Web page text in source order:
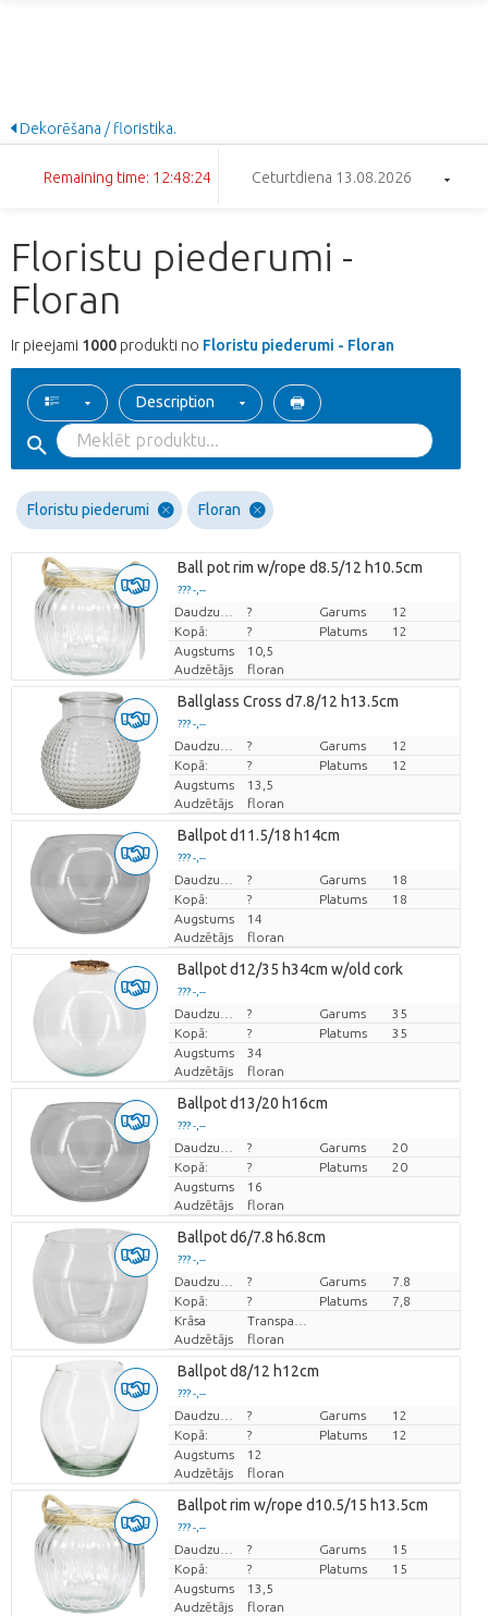
Dekorēšana / floristika.
Remaining time: 12:48:23 Ceturtdiena 13.08.2026
Floristu piederumi -
Floran
Ir pieejami 1000 produkti no Floristu piederumi - Floran
Description
Floristu piederumi Floran
Ball pot rim w/rope d8.5/12 h10.5cm
??? -,--
Cena par vienību
? Garums
12
Kopā:
? Platums
12
Augstums
10,5
Audzētājs
floran
Ballglass Cross d7.8/12 h13.5cm
??? -,--
Cena par vienību
? Garums
12
Kopā:
? Platums
12
Augstums
13,5
Audzētājs
floran
Ballpot d11.5/18 h14cm
??? -,--
Cena par vienību
? Garums
18
Kopā:
? Platums
18
Augstums
14
Audzētājs
floran
Ballpot d12/35 h34cm w/old cork
??? -,--
Cena par vienību
? Garums
35
Kopā:
? Platums
35
Augstums
34
Audzētājs
floran
Ballpot d13/20 h16cm
??? -,--
Cena par vienību
? Garums
20
Kopā:
? Platums
20
Augstums
16
Audzētājs
floran
Ballpot d6/7.8 h6.8cm
??? -,--
Cena par vienību
? Garums
7.8
Kopā:
? Platums
7,8
Krāsa
Audzētājs
floran
Ballpot d8/12 h12cm
??? -,--
Cena par vienību
? Garums
12
Kopā:
? Platums
12
Augstums
12
Audzētājs
floran
Ballpot rim w/rope d10.5/15 h13.5cm
??? -,--
Cena par vienību
? Garums
15
Kopā:
? Platums
15
Augstums
13,5
Audzētājs
floran